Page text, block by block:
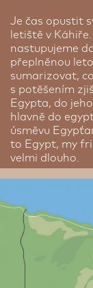
Je čas opustit
letiště v
nastupujeme
přeplněnou
sumarizovat,
s potěšením
Egypta, do
hlavně do
úsměvu
to Egypt, my
velmi dlouho.